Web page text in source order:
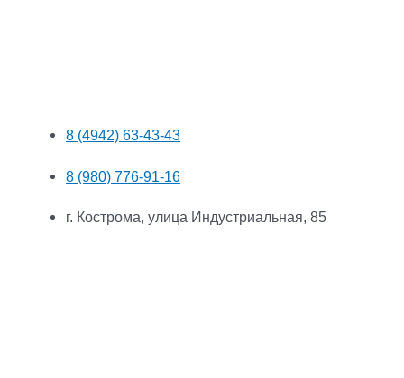
8 (4942) 63-43-43
8 (980) 776-91-16
г. Кострома, улица Индустриальная, 85